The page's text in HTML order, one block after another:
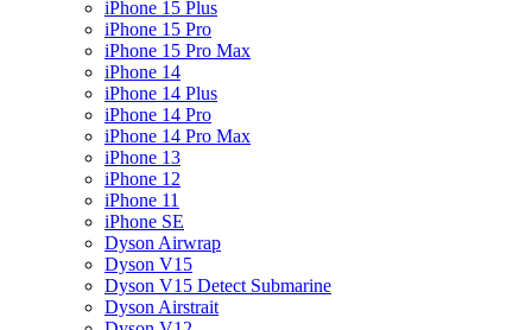
iPhone 15 Plus
iPhone 15 Pro
iPhone 15 Pro Max
iPhone 14
iPhone 14 Plus
iPhone 14 Pro
iPhone 14 Pro Max
iPhone 13
iPhone 12
iPhone 11
iPhone SE
Dyson Airwrap
Dyson V15
Dyson V15 Detect Submarine
Dyson Airstrait